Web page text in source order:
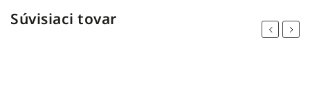
Súvisiaci tovar
Previous
Next